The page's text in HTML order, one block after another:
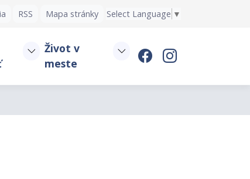
RSS Mapa stránky Select Language ▼
Život v
meste